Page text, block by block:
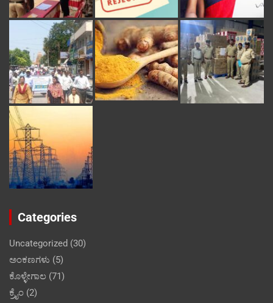
Categories
Uncategorized (30)
ಅಂಕಣಗಳು (5)
ಕೊಳ್ಳೇಗಾಲ (71)
ಕ್ರೈಂ (2)